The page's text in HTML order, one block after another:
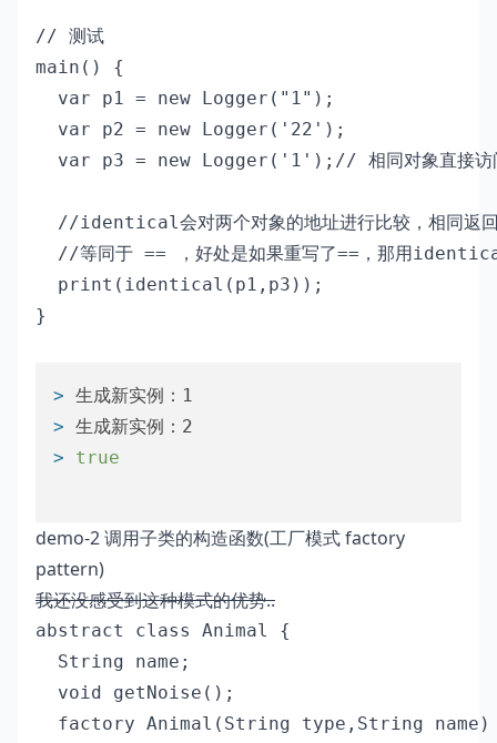
// 测试
main() {
  var p1 = new Logger("1");
  var p2 = new Logger('22');
var p3 = new Logger('1');// 相同对象直接访
//identical会对两个对象的地址进行比较，相同返
//等同于 == ，好处是如果重写了==，那用
  print(identical(p1,p3));
}
> 生成新实例：1
> 生成新实例：2
> true
demo-2 调用子类的构造函数(工厂模式 factory
pattern)
我还没感受到这种模式的优势..
abstract class Animal {
  String name;
  void getNoise();
factory Animal(String type,String name)